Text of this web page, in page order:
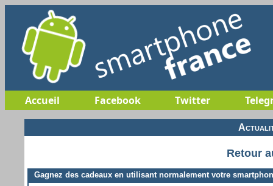
Accueil Facebook Twitter
Retour
Gagnez des cadeaux en utilisant normalement votre